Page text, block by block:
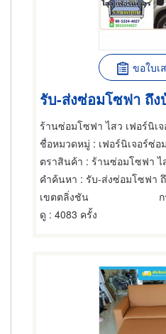
ขอใบเ
รับ-ส่งซ่อมโซฟา ถึง
ร้านซ่อมโซฟา ไสว เฟอร์นิเจ
ชื่อหมวดหมู่ : เฟอร์นิเจอร์ซ่อมและทำใหม่,ซ่อมและตก
ตราสินค้า : ร้านซ่อมโซฟา ไ
คำค้นหา : รับ-ส่งซ่อมโซฟา
เขตตลิ่งชัน
ดู : 4083 ครั้ง